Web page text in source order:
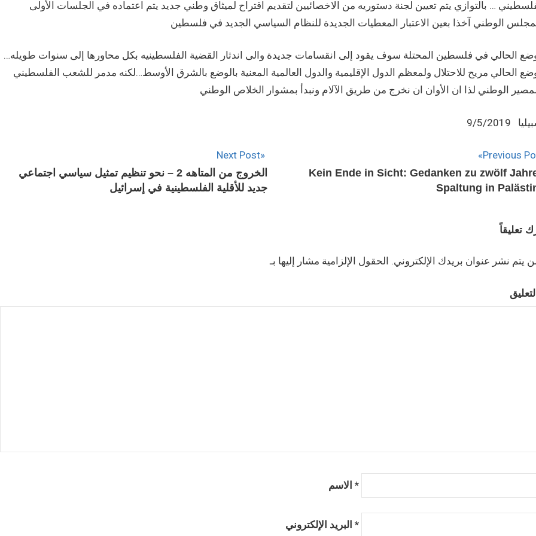
… بالتوازي يتم تعيين لجنة دستوريه من الاخصائيين لتقديم اقتراح لميثاق وطني جديد يتم اعتماده في الجلسات الأولى
الحالي في فلسطين المحتلة سوف يقود إلى انقسامات جديدة والى اندثار القضية الفلسطينيه بكل محاورها إلى سنوات طويله…
الحالي مريح للاحتلال ولمعظم الدول الإقليمية والدول العالمية المعنية بالوضع بالشرق الأوسط…لكنه مدمر للشعب الفلسطيني
9/5/2019
Previous
Kein Ende in Sicht: Gedanken zu zwölf
Spaltung in
Next Post
الخروج من المتاهه 2 – نحو تنظيم تمثيل سياسي اجتماعي
جديد للأقلية الفلسطينية في إسرائيل
تعليقاً
يتم نشر عنوان بريدك الإلكتروني.
*
*